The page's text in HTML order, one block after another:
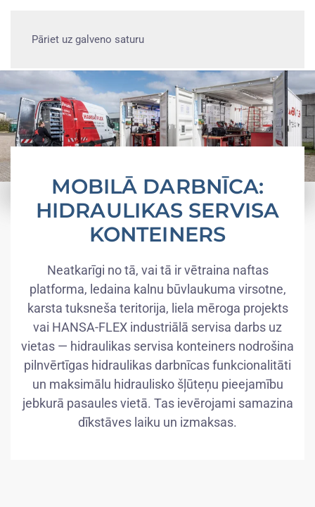
Pāriet uz galveno saturu
MOBILĀ DARBNĪCA:
HIDRAULIKAS SERVISA
KONTEINERS
Neatkarīgi no tā, vai tā ir vētraina naftas
platforma, ledaina kalnu būvlaukuma virsotne,
karsta tuksneša teritorija, liela mēroga projekts
vai HANSA-FLEX industriālā servisa darbs uz
vietas — hidraulikas servisa konteiners nodrošina
pilnvērtīgas hidraulikas darbnīcas funkcionalitāti
un maksimālu hidraulisko šļūteņu pieejamību
jebkurā pasaules vietā. Tas ievērojami samazina
dīkstāves laiku un izmaksas.